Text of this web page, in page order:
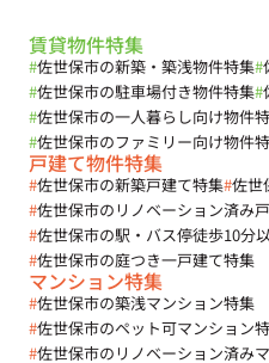
賃貸物件特集
#佐世保市の新築・築浅物件特集#
#佐世保市の駐車場付き物件特集#
#佐世保市の一人暮らし向け物件
#佐世保市のファミリー向け物件
戸建て物件特集
#佐世保市の新築戸建て特集#佐世
#佐世保市のリノベーション済み
#佐世保市の駅・バス停徒歩10分
#佐世保市の庭つき一戸建て特集
マンション特集
#佐世保市の築浅マンション特集
#佐世保市のペット可マンション
#佐世保市のリノベーション済み